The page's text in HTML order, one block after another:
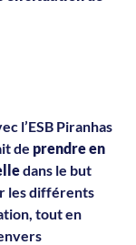
l’ESB Piranhas
de prendre en
dans le but
les différents
tout en